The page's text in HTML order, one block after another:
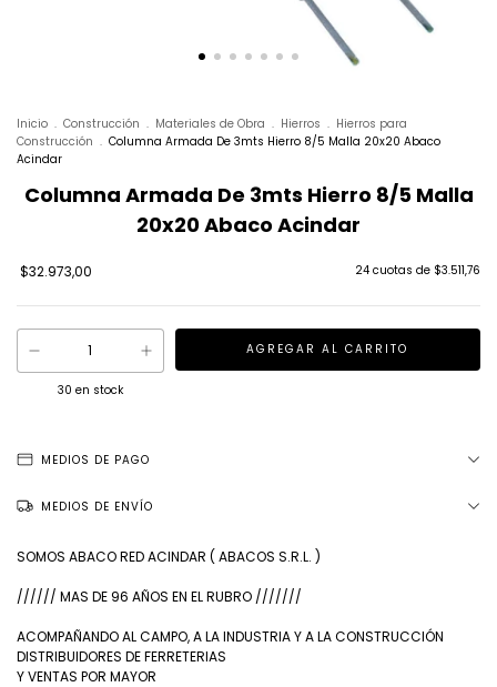
Inicio . Construcción . Materiales de Obra . Hierros . Hierros para
Construcción . Columna Armada De 3mts Hierro 8/5 Malla 20x20 Abaco
Acindar
Columna Armada De 3mts Hierro 8/5 Malla
20x20 Abaco Acindar
$32.973,00 24 cuotas de $3.511,76
30 en stock
MEDIOS DE PAGO
MEDIOS DE ENVÍO
SOMOS ABACO RED ACINDAR ( ABACOS S.R.L. )
////// MAS DE 96 AÑOS EN EL RUBRO ///////
ACOMPAÑANDO AL CAMPO, A LA INDUSTRIA Y A LA CONSTRUCCIÓN
DISTRIBUIDORES DE FERRETERIAS
Y VENTAS POR MAYOR